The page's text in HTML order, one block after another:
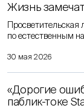
Жизнь
по естественным
30 мая 2026
«Дорогие
паблик-токе